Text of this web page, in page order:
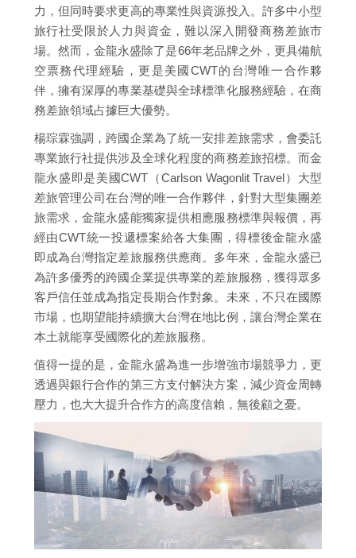
力，但同時要求更高的專業性與資源投入。許多中小型
旅行社受限於人力與資金，難以深入開發商務差旅市
場。然而，金龍永盛除了是66年老品牌之外，更具備航
空票務代理經驗，更是美國CWT的台灣唯一合作夥
伴，擁有深厚的專業基礎與全球標準化服務經驗，在商
務差旅領域占據巨大優勢。
楊琮霖強調，跨國企業為了統一安排差旅需求，會委託
專業旅行社提供涉及全球化程度的商務差旅招標。而金
龍永盛即是美國CWT（Carlson Wagonlit Travel）大型
差旅管理公司在台灣的唯一合作夥伴，針對大型集團差
旅需求，金龍永盛能獨家提供相應服務標準與報價，再
經由CWT統一投遞標案給各大集團，得標後金龍永盛
即成為台灣指定差旅服務供應商。多年來，金龍永盛已
為許多優秀的跨國企業提供專業的差旅服務，獲得眾多
客戶信任並成為指定長期合作對象。未來，不只在國際
市場，也期望能持續擴大台灣在地比例，讓台灣企業在
本土就能享受國際化的差旅服務。
值得一提的是，金龍永盛為進一步增強市場競爭力，更
透過與銀行合作的第三方支付解決方案，減少資金周轉
壓力，也大大提升合作方的高度信賴，無後顧之憂。